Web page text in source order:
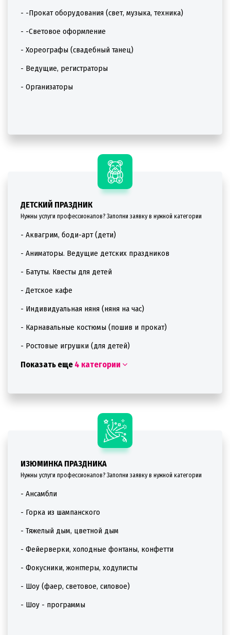
- -Прокат оборудования (свет, музыка, техника)
- -Световое оформление
- Хореографы (свадебный танец)
- Ведущие, регистраторы
- Организаторы
ДЕТСКИЙ ПРАЗДНИК
Нужны услуги профессионалов? Заполни заявку в нужной категории
- Аквагрим, боди-арт (дети)
- Аниматоры. Ведущие детских праздников
- Батуты. Квесты для детей
- Детское кафе
- Индивидуальная няня (няня на час)
- Карнавальные костюмы (пошив и прокат)
- Ростовые игрушки (для детей)
Показать еще 4 категории
ИЗЮМИНКА ПРАЗДНИКА
Нужны услуги профессионалов? Заполни заявку в нужной категории
- Ансамбли
- Горка из шампанского
- Тяжелый дым, цветной дым
- Фейерверки, холодные фонтаны, конфетти
- Фокусники, жонглеры, ходулисты
- Шоу (фаер, световое, силовое)
- Шоу - программы